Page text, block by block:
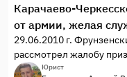
Карачаево-
от армии, желая
29.06.2010 г.
рассмотрел жалобу
Черкесской
Юрист